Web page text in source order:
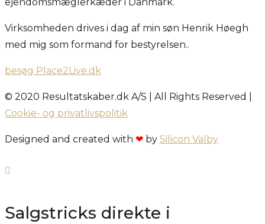
Virksomheden drives i dag af min søn Henrik Høegh
med mig som formand for bestyrelsen..
besøg Place2Live.dk
© 2020 Resultatskaber.dk A/S | All Rights Reserved |
Cookie- og privatlivspolitik
Designed and created with ❤ by Silicon Valby
Salgstricks direkte i